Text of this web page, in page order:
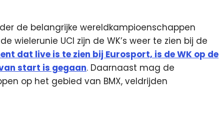
de belangrijke wereldkampioenschappen
wielerunie UCI zijn de WK’s weer te zien bij de
dat live is te zien bij Eurosport, is de WK op de
start is gegaan. Daarnaast mag de
op het gebied van BMX, veldrijden